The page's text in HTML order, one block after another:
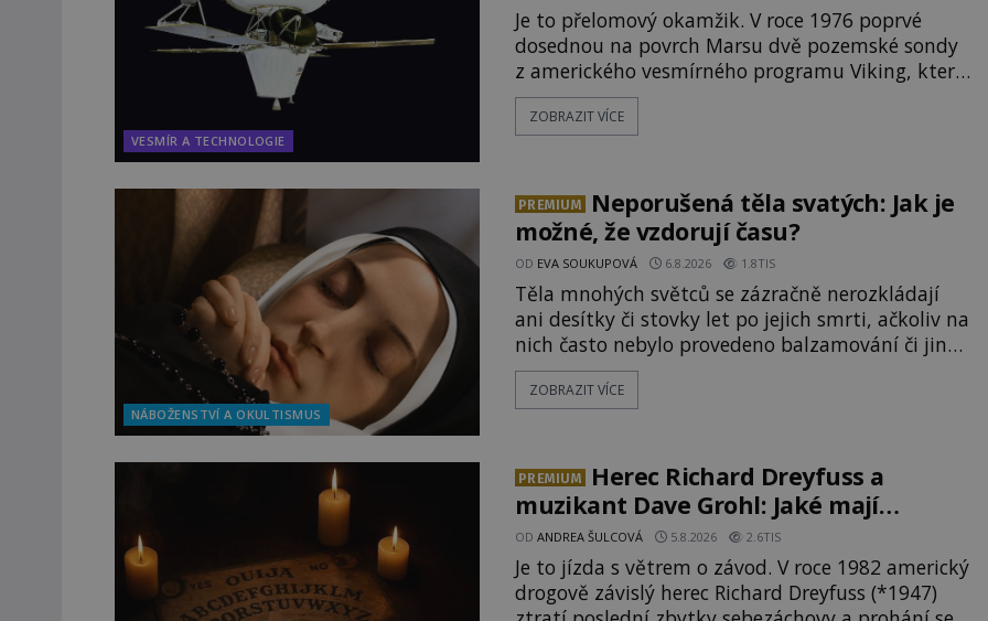
VESMÍR A TECHNOLOGIE
Je to přelomový okamžik. V roce 1976 poprvé
dosednou na povrch Marsu dvě pozemské sondy
z amerického vesmírného programu Viking, které
jsou schopny pořídit fotografie záhadami
opředené rudé planety. Viking 1 zde zaznamená
připomínající lidskou tvář. NASA (Národní úřad
ZOBRAZIT VÍCE
NÁBOŽENSTVÍ A OKULTISMUS
PREMIUM
Neporušená těla svatých: Jak je
možné, že vzdorují času?
OD EVA SOUKUPOVÁ 6.8.2026 1.8TIS
Těla mnohých světců se zázračně nerozkládají
ani desítky či stovky let po jejich smrti, ačkoliv na
nich často nebylo provedeno balzamování či jiné
pokusy o konzervaci. Neporušené ostatky bývají
považovány za důkaz svatosti zemřelých. Jaké
Milosrdných
ZOBRAZIT VÍCE
PREMIUM
Herec Richard Dreyfuss a
muzikant Dave Grohl: Jaké mají
paranormální zážitky?
ODANDREA ŠULCOVÁ 5.8.2026 2.6TIS
Je to jízda s větrem o závod. V roce 1982 americký
drogově závislý herec Richard Dreyfuss (*1947)